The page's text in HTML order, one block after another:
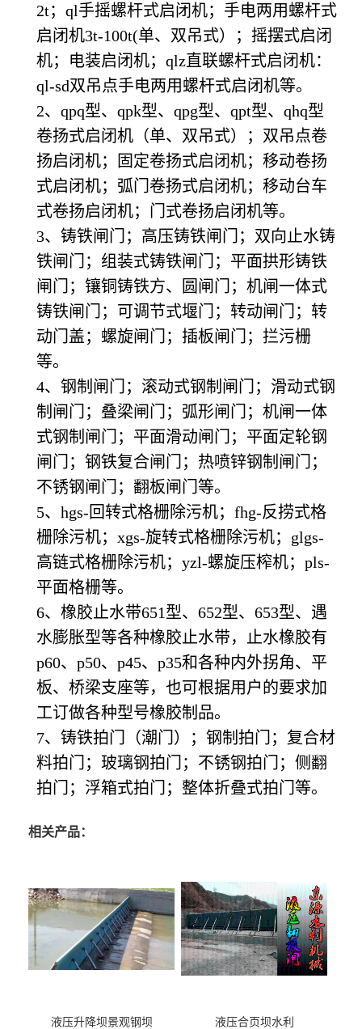
2t；ql手摇螺杆式启闭机；手电两用螺杆式
启闭机3t-100t(单、双吊式）；摇摆式启闭
机；电装启闭机；qlz直联螺杆式启闭机：
ql-sd双吊点手电两用螺杆式启闭机等。
2、qpq型、qpk型、qpg型、qpt型、qhq型
卷扬式启闭机（单、双吊式）；双吊点卷
扬启闭机；固定卷扬式启闭机；移动卷扬
式启闭机；弧门卷扬式启闭机；移动台车
式卷扬启闭机；门式卷扬启闭机等。
3、铸铁闸门；高压铸铁闸门；双向止水铸
铁闸门；组装式铸铁闸门；平面拱形铸铁
闸门；镶铜铸铁方、圆闸门；机闸一体式
铸铁闸门；可调节式堰门；转动闸门；转
动门盖；螺旋闸门；插板闸门；拦污栅
等。
4、钢制闸门；滚动式钢制闸门；滑动式钢
制闸门；叠梁闸门；弧形闸门；机闸一体
式钢制闸门；平面滑动闸门；平面定轮钢
闸门；钢铁复合闸门；热喷锌钢制闸门；
不锈钢闸门；翻板闸门等。
5、hgs-回转式格栅除污机；fhg-反捞式格
栅除污机；xgs-旋转式格栅除污机；glgs-
高链式格栅除污机；yzl-螺旋压榨机；pls-
平面格栅等。
6、橡胶止水带651型、652型、653型、遇
水膨胀型等各种橡胶止水带，止水橡胶有
p60、p50、p45、p35和各种内外拐角、平
板、桥梁支座等，也可根据用户的要求加
工订做各种型号橡胶制品。
7、铸铁拍门（潮门）；钢制拍门；复合材
料拍门；玻璃钢拍门；不锈钢拍门；侧翻
拍门；浮箱式拍门；整体折叠式拍门等。
相关产品：
液压升降坝景观钢坝 液压合页坝水利